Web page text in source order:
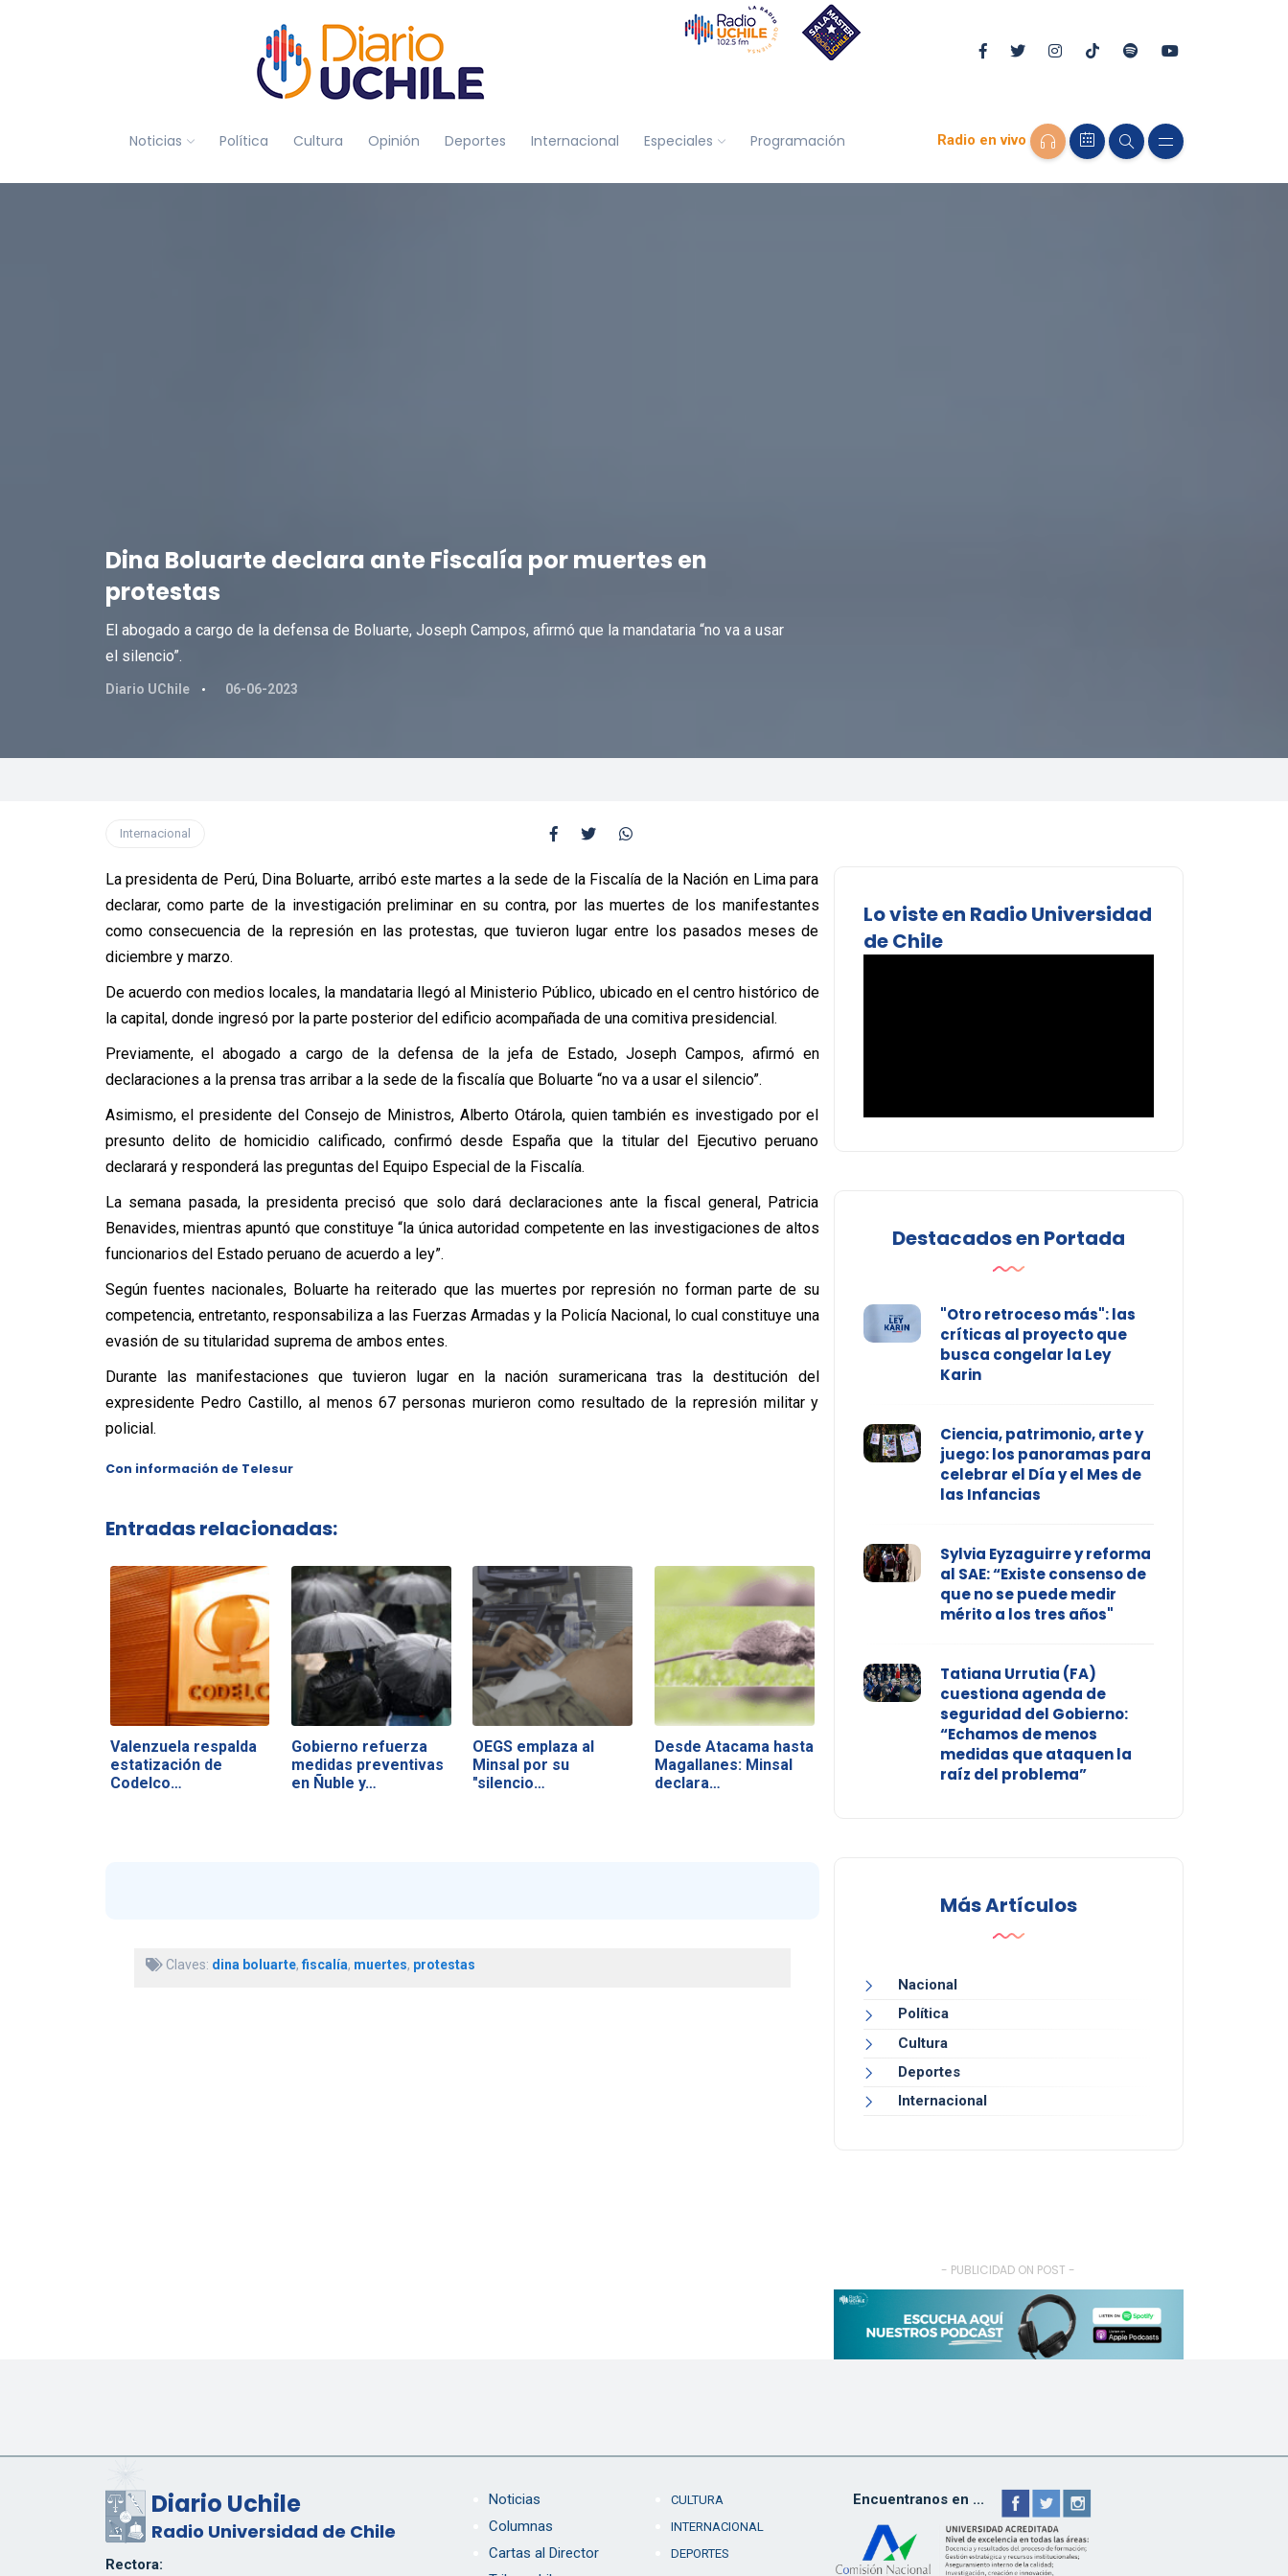
Noticias Política Cultura Opinión Deportes Internacional Especiales Programación Radio en vivo
Dina Boluarte declara ante Fiscalía por muertes en
protestas
El abogado a cargo de la defensa de Boluarte, Joseph Campos, afirmó que la mandataria “no va a usar
el silencio”.
Diario UChile 06-06-2023
Internacional
La presidenta de Perú, Dina Boluarte, arribó este martes a la sede de la Fiscalía de la Nación en Lima para
declarar, como parte de la investigación preliminar en su contra, por las muertes de los manifestantes
como consecuencia de la represión en las protestas, que tuvieron lugar entre los pasados meses de
diciembre y marzo.
De acuerdo con medios locales, la mandataria llegó al Ministerio Público, ubicado en el centro histórico de
la capital, donde ingresó por la parte posterior del edificio acompañada de una comitiva presidencial.
Previamente, el abogado a cargo de la defensa de la jefa de Estado, Joseph Campos, afirmó en
declaraciones a la prensa tras arribar a la sede de la fiscalía que Boluarte “no va a usar el silencio”.
Asimismo, el presidente del Consejo de Ministros, Alberto Otárola, quien también es investigado por el
presunto delito de homicidio calificado, confirmó desde España que la titular del Ejecutivo peruano
declarará y responderá las preguntas del Equipo Especial de la Fiscalía.
La semana pasada, la presidenta precisó que solo dará declaraciones ante la fiscal general, Patricia
Benavides, mientras apuntó que constituye “la única autoridad competente en las investigaciones de altos
funcionarios del Estado peruano de acuerdo a ley”.
Según fuentes nacionales, Boluarte ha reiterado que las muertes por represión no forman parte de su
competencia, entretanto, responsabiliza a las Fuerzas Armadas y la Policía Nacional, lo cual constituye una
evasión de su titularidad suprema de ambos entes.
Durante las manifestaciones que tuvieron lugar en la nación suramericana tras la destitución del
expresidente Pedro Castillo, al menos 67 personas murieron como resultado de la represión militar y
policial.
Con información de Telesur
Entradas relacionadas:
Valenzuela respalda
estatización de
Codelco…
Gobierno refuerza
medidas preventivas
en Ñuble y…
OEGS emplaza al
Minsal por su
"silencio
Desde Atacama hasta
Magallanes: Minsal
declara…
Claves: dina boluarte, fiscalía, muertes, protestas
Lo viste en Radio Universidad
de Chile
Destacados en Portada
"Otro retroceso más": las
críticas al proyecto que
busca congelar la Ley
Karin
Ciencia, patrimonio, arte y
juego: los panoramas para
celebrar el Día y el Mes de
las Infancias
Sylvia Eyzaguirre y reforma
al SAE: “Existe consenso de
que no se puede medir
mérito a los tres años"
Tatiana Urrutia (FA)
cuestiona agenda de
seguridad del Gobierno:
“Echamos de menos
medidas que ataquen la
raíz del problema”
Más Artículos
Nacional
Política
Cultura
Deportes
Internacional
- PUBLICIDAD ON POST -
Diario Uchile
Radio Universidad de Chile
Rectora:
Noticias
Columnas
Cartas al Director
CULTURA
INTERNACIONAL
DEPORTES
Encuentranos en ...